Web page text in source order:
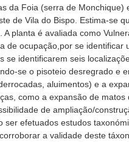
da Foia (serra de
de Vila do Bispo. Estima-se
A planta é avaliada como
de ocupação,por se identificar
se identificarem seis
se o pisoteio desregrado e
aluimentos) e a
como a expansão de
de ampliação/
ser efetuados estudos
a validade deste